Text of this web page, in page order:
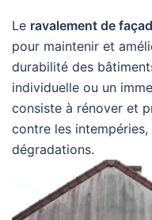
Le ravalement de
pour maintenir et
durabilité des
individuelle ou un
consiste à rénover et
contre les
dégradations.